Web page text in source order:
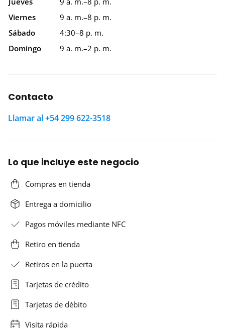
Viernes
9 a. m.–8 p. m.
Sábado
4:30–8 p. m.
Domingo
9 a. m.–2 p. m.
Contacto
Llamar al +54 299 622-3518
Lo que incluye este negocio
Compras en tienda
Entrega a domicilio
Pagos móviles mediante NFC
Retiro en tienda
Retiros en la puerta
Tarjetas de crédito
Tarjetas de débito
Visita rápida